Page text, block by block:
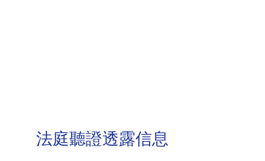
法庭聽證透露信息